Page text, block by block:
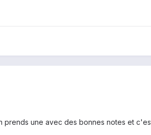
une avec des bonnes notes et